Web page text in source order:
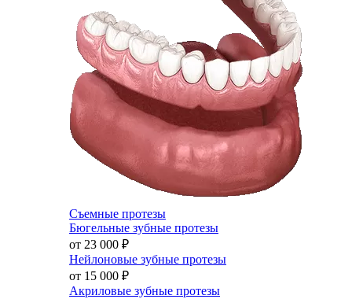
Съемные протезы
Бюгельные зубные протезы
от 23 000 ₽
Нейлоновые зубные протезы
от 15 000 ₽
Акриловые зубные протезы